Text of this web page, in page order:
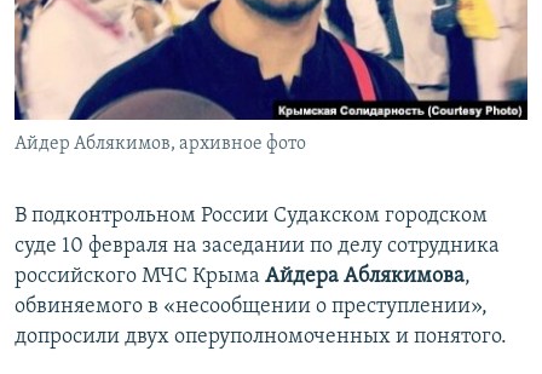
ПОБЕДИТЕЛЕЙ НЕ СУДЯТ?
КРЫМ.НЕПОКОРЕННЫЙ
ELIFBE
УКРАИНСКАЯ ПРОБЛЕМА КРЫМА
ПРИСОЕДИНЯЙТЕСЬ!
Айдер Аблякимов, архивное фото
В подконтрольном России Судакском городском
суде 10 февраля на заседании по делу сотрудника
российского МЧС Крыма Айдера Аблякимова,
обвиняемого в «несообщении о преступлении»,
допросили двух оперуполномоченных и понятого.